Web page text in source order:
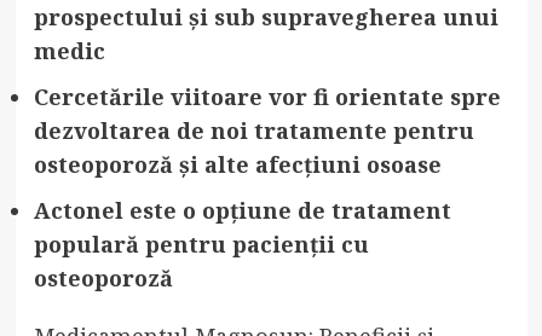
prospectului și sub supravegherea unui
medic
Cercetările viitoare vor fi orientate spre
dezvoltarea de noi tratamente pentru
osteoporoză și alte afecțiuni osoase
Actonel este o opțiune de tratament
populară pentru pacienții cu
osteoporoză